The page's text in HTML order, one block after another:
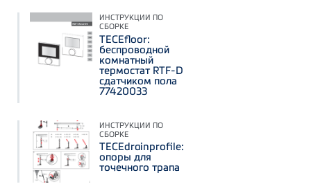
ИНСТРУКЦИИ ПО
СБОРКЕ
TECEfloor:
беспроводной
комнатный
термостат RTF-D
сдатчиком пола
77420033
ИНСТРУКЦИИ ПО
СБОРКЕ
TECEdrainprofile:
опоры для
точечного трапа